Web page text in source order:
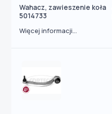
Wahacz, zawieszenie koła
5014733
Więcej informacji...